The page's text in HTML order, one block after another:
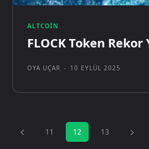
ALTCOIN
FLOCK Token Rekor
OYA UÇAR - 10 EYLÜL 2025
11 12 13